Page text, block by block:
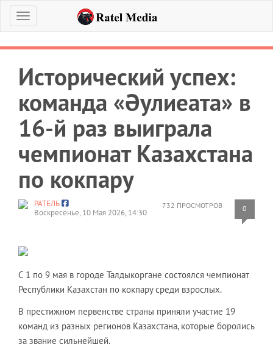
Меню
Исторический успех:
команда «Әулиеата» в
16‑й раз выиграла
чемпионат Казахстана
по кокпару
732 ПРОСМОТРОВ 0
РАТЕЛЬ
Воскресенье, 10 Мая 2026, 14:30
С 1 по 9 мая в городе Талдыкоргане состоялся чемпионат
Республики Казахстан по кокпару среди взрослых.
В престижном первенстве страны приняли участие 19
команд из разных регионов Казахстана, которые боролись
за звание сильнейшей.